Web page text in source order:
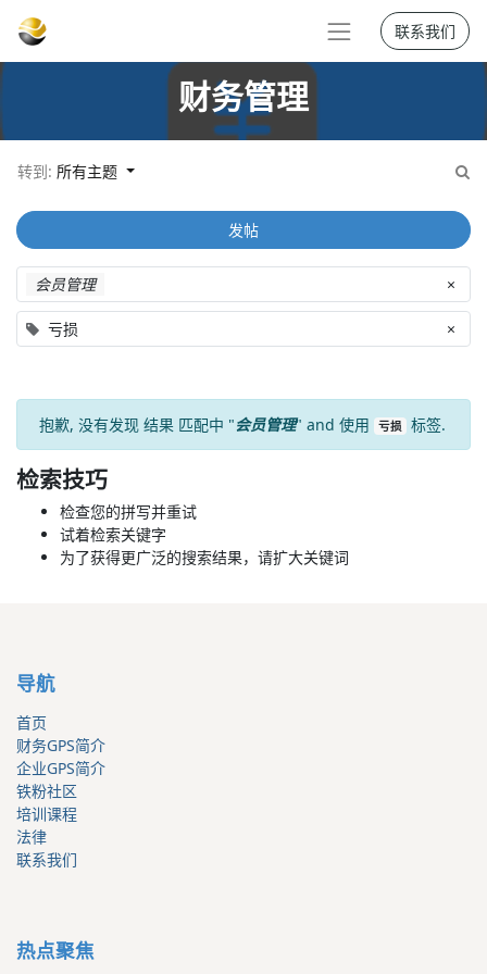
联系我们
财务管理
转到: 所有主题
会员管理 ×
亏损 ×
发帖
抱歉, 没有发现 结果 匹配中 "会员管理" and 使用 亏损 标签.
检索技巧
检查您的拼写并重试
试着检索关键字
为了获得更广泛的搜索结果，请扩大关键词
导航
首页
财务GPS简介
企业GPS简介
铁粉社区
培训课程
法律
联系我们
热点聚焦